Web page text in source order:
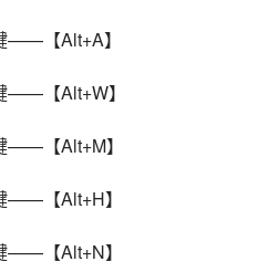
——【Alt+A】
——【Alt+W】
——【Alt+M】
——【Alt+H】
——【Alt+N】